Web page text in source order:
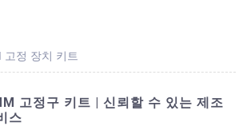
고정 장치 키트
고정구 키트 | 신뢰할 수 있는 제조
스